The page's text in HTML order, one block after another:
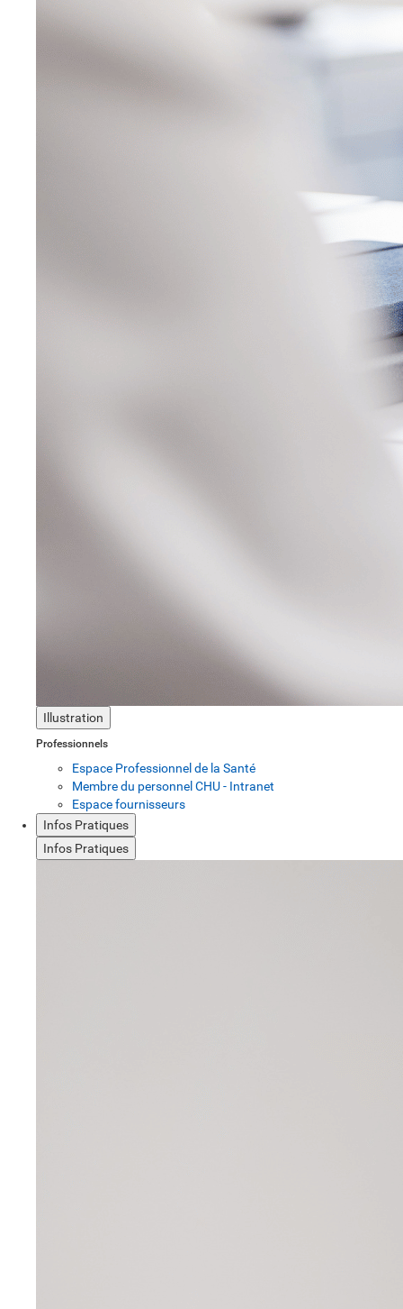
Illustration
Professionnels
Espace Professionnel de la Santé
Membre du personnel CHU - Intranet
Espace fournisseurs
Infos Pratiques
Infos Pratiques